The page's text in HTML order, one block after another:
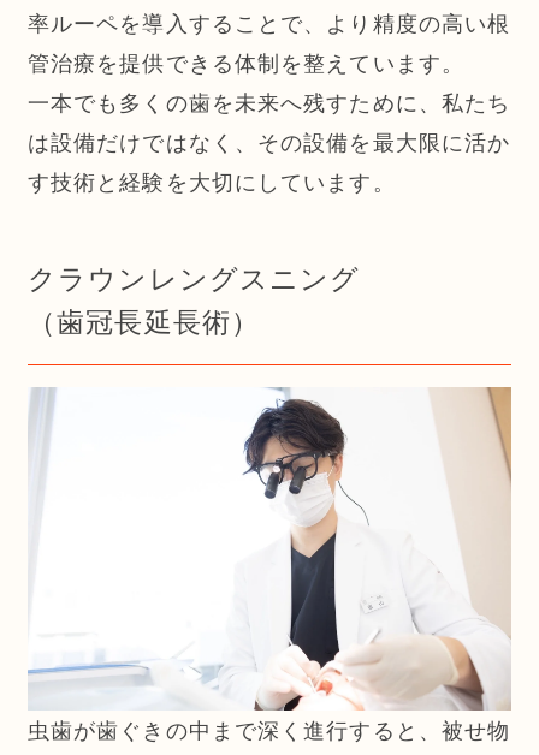
率ルーペを導入することで、より精度の高い根
管治療を提供できる体制を整えています。
一本でも多くの歯を未来へ残すために、私たち
は設備だけではなく、その設備を最大限に活か
す技術と経験を大切にしています。
クラウンレングスニング
（歯冠長延長術）
虫歯が歯ぐきの中まで深く進行すると、被せ物